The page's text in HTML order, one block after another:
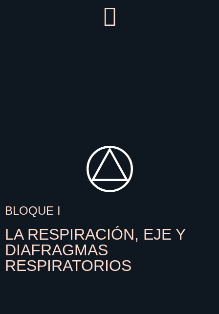
BLOQUE I
LA RESPIRACIÓN, EJE Y
DIAFRAGMAS
RESPIRATORIOS